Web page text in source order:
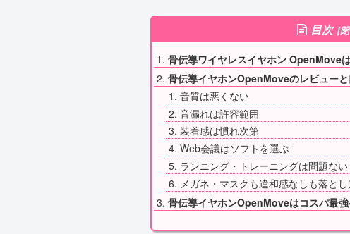
目次
骨伝導ワイヤレスイヤホン OpenMove
骨伝導イヤホンOpenMoveのレビューと
音質は悪くない
音漏れは許容範囲
装着感は慣れ次第
Web会議はソフトを選ぶ
ランニング・トレーニングは問題ない
メガネ・マスクも違和感なしも落とし
骨伝導イヤホンOpenMoveはコスパ最